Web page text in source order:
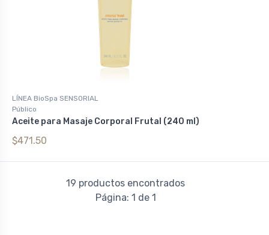
LÍNEA BioSpa SENSORIAL
Público
Aceite para Masaje Corporal Frutal (240 ml)
$471.50
19 productos encontrados
Página: 1 de 1